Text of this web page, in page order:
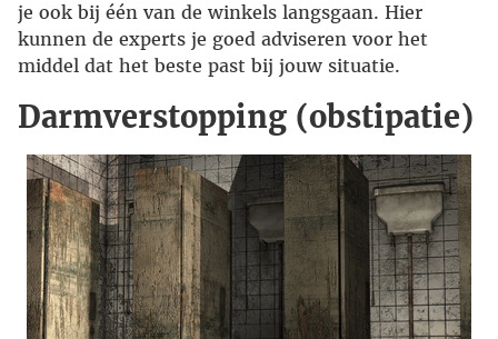
je ook bij één van de winkels langsgaan. Hier
kunnen de experts je goed adviseren voor het
middel dat het beste past bij jouw situatie.
Darmverstopping (obstipatie)